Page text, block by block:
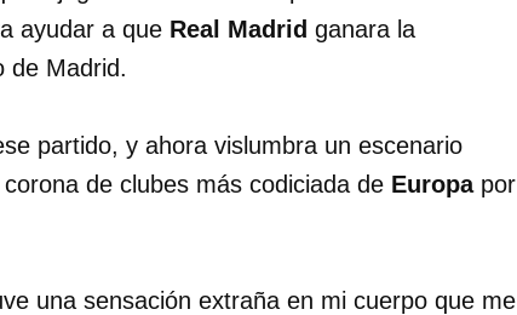
ayudar a que Real Madrid ganara la
de Madrid.
partido, y ahora vislumbra un escenario
de clubes más codiciada de Europapor
una sensación extraña en mi cuerpo que me